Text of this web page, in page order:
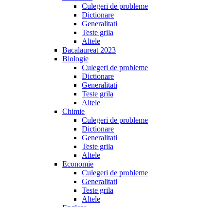
Culegeri de probleme
Dictionare
Generalitati
Teste grila
Altele
Bacalaureat 2023
Biologie
Culegeri de probleme
Dictionare
Generalitati
Teste grila
Altele
Chimie
Culegeri de probleme
Dictionare
Generalitati
Teste grila
Altele
Economie
Culegeri de probleme
Generalitati
Teste grila
Altele